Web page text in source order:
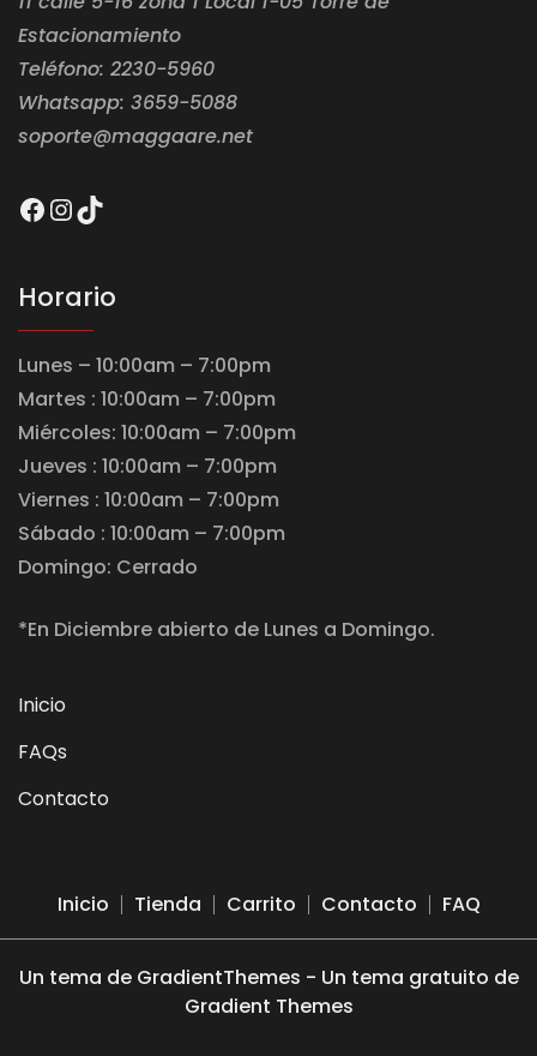
Estacionamiento
Teléfono: 2230-5960
Whatsapp: 3659-5088
soporte@maggaare.net
Facebook
Instagram
TikTok
Horario
Lunes – 10:00am – 7:00pm
Martes : 10:00am – 7:00pm
Miércoles: 10:00am – 7:00pm
Jueves : 10:00am – 7:00pm
Viernes : 10:00am – 7:00pm
Sábado : 10:00am – 7:00pm
Domingo: Cerrado
*En Diciembre abierto de Lunes a Domingo.
Inicio
FAQs
Contacto
Inicio Tienda Carrito Contacto FAQ
Un tema de GradientThemes - Un tema gratuito de
Gradient Themes